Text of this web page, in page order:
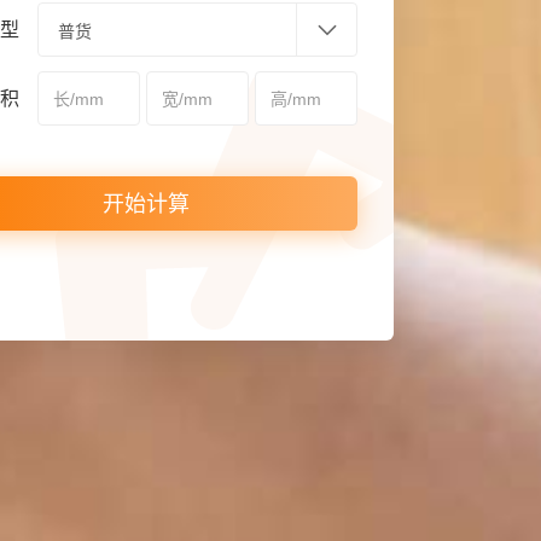
开始计算